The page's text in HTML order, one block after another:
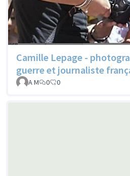
Camille Lepage -
guerre et journaliste
A M 0 0